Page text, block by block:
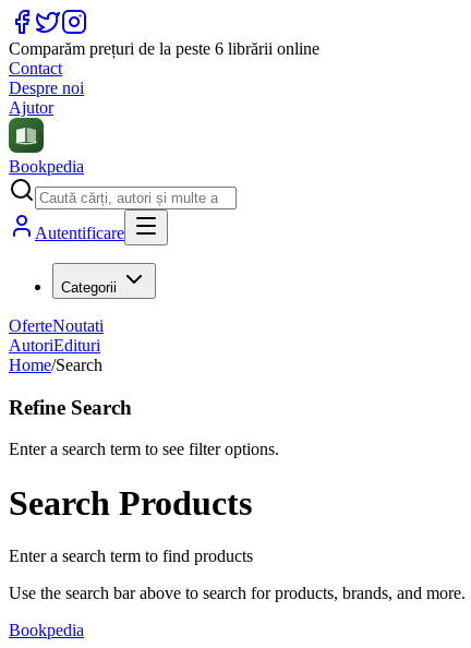
Comparăm prețuri de la peste 6 librării online
Contact
Despre noi
Ajutor
Bookpedia
Autentificare
Categorii
OferteNoutati
AutoriEdituri
Home/Search
Refine Search
Enter a search term to see filter options.
Search Products
Enter a search term to find products
Use the search bar above to search for products, brands, and more.
Bookpedia